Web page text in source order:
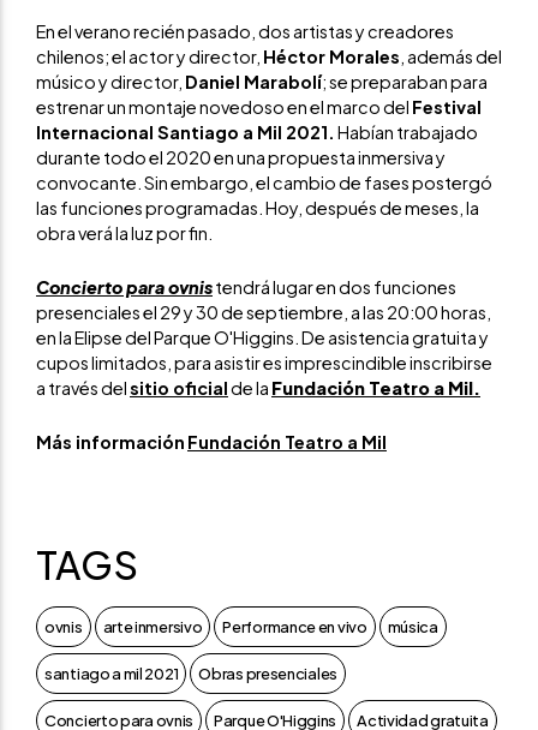
En el verano recién pasado, dos artistas y creadores
chilenos; el actor y director, Héctor Morales , además del
músico y director, Daniel Marabolí; se preparaban para
estrenar un montaje novedoso en el marco del Festival
Internacional Santiago a Mil 2021. Habían trabajado
durante todo el 2020 en una propuesta inmersiva y
convocante. Sin embargo, el cambio de fases postergó
las funciones programadas. Hoy, después de meses, la
obra verá la luz por fin.
Concierto para ovnistendrá lugar en dos funciones
presenciales el 29 y 30 de septiembre, a las 20:00 horas,
en la Elipse del Parque O'Higgins. De asistencia gratuita y
cupos limitados, para asistir es imprescindible inscribirse
a través delsitio oficialde la Fundación Teatro a Mil.
Más información Fundación Teatro a Mil
TAGS
ovnis arte inmersivo Performance en vivo música
santiago a mil 2021 Obras presenciales
Concierto para ovnis Parque O'Higgins Actividad gratuita